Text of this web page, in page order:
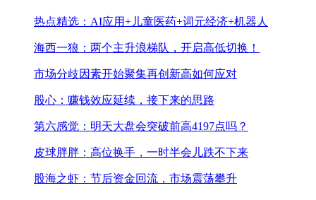
热点精选：AI应用+儿童医药+词元经济+机器人
海西一狼：两个主升浪梯队，开启高低切换！
市场分歧因素开始聚集再创新高如何应对
股心：赚钱效应延续，接下来的思路
第六感觉：明天大盘会突破前高4197点吗？
皮球胖胖：高位换手，一时半会儿跌不下来
股海之虾：节后资金回流，市场震荡攀升